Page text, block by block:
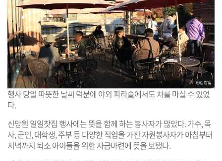
행사 당일 따뜻한 날씨 덕분에 야외 파라솔에서도 차를 마실 수 있었
다.
신망원 일일찻집 행사에는 뜻을 함께 하는 봉사자가 많았다. 가수, 목
사, 군인, 대학생, 주부 등 다양한 직업을 가진 자원봉사자가 아침부터
저녁까지 퇴소 아이들을 위한 자금마련에 뜻을 보탰다.